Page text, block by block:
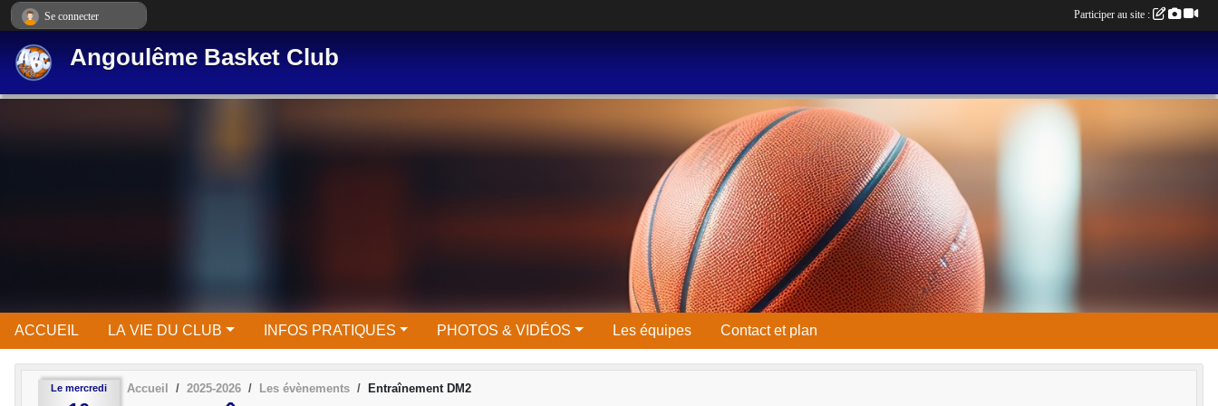
Angoulême Basket Club
ACCUEIL LA VIE DU CLUB INFOS PRATIQUES PHOTOS & VIDÉOS Les équipes Contact et plan
Le mercredi Accueil 2025-2026 Les évènements Entraînement DM2
Se connecter Participer au site :
Panneau de gestion des cookies